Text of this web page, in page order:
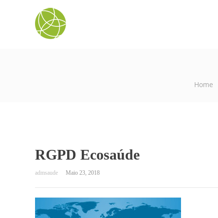
Home
RGPD Ecosaúde
Maio 23, 2018